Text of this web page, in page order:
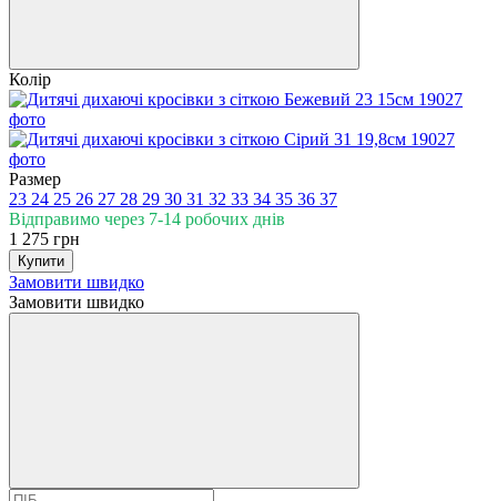
Колір
Размер
23 24 25 26 27 28 29 30 31 32 33 34 35 36 37
Відправимо через 7-14 робочих днів
1 275 грн
Купити
Замовити швидко
Замовити швидко